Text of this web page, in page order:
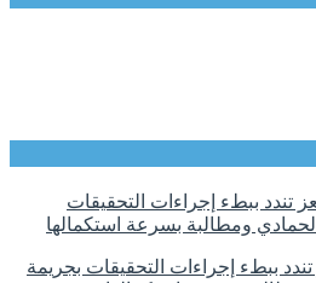
ببطء إجراءات التحقيقات بجريمة